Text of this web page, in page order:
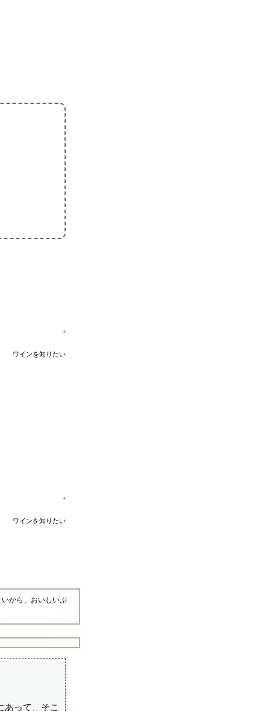
ワインを知りたい
ワインを知りたい
から、おいしいぶ
あって、そこ